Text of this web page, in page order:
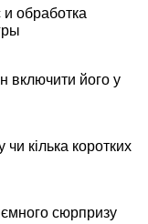
обработка
включити його у
кілька коротких
сюрпризу